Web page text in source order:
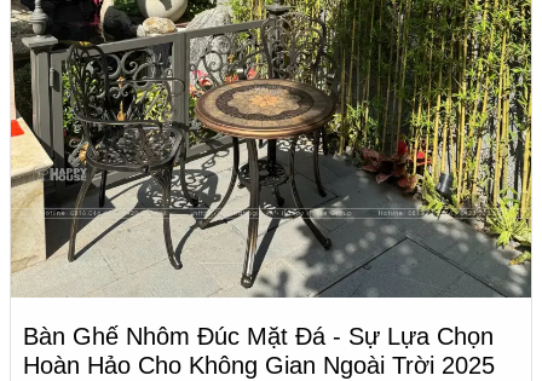
Bàn Ghế Nhôm Đúc Mặt Đá - Sự Lựa Chọn
Hoàn Hảo Cho Không Gian Ngoài Trời 2025